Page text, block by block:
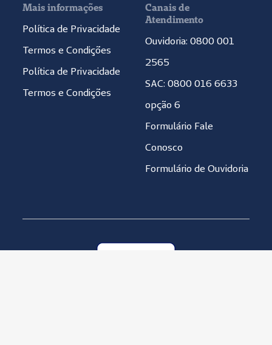
Mais informações
Política de Privacidade
Termos e Condições
Política de Privacidade
Termos e Condições
Canais de
Atendimento
Ouvidoria: 0800 001
2565
SAC: 0800 016 6633
opção 6
Formulário Fale
Conosco
Formulário de Ouvidoria